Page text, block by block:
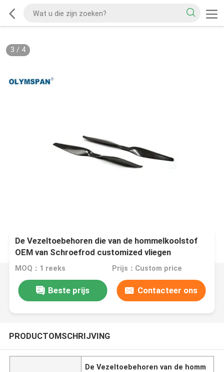
3 / 4
De Vezeltoebehoren die van de hommelkoolstof
OEM van Schroefrod customized vliegen
MOQ：1 reeks Prijs：Custom price
Beste prijs Contacteer ons
PRODUCTOMSCHRIJVING
De Vezeltoebehoren van de homm